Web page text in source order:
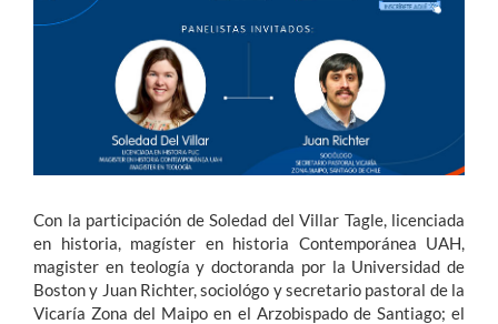
Alumni
Con la participación de Soledad del Villar Tagle, licenciada
en historia, magíster en historia Contemporánea UAH,
magister en teología y doctoranda por la Universidad de
Boston y Juan Richter, sociológo y secretario pastoral de la
Vicaría Zona del Maipo en el Arzobispado de Santiago; el